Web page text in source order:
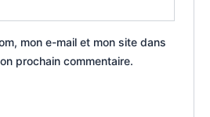
mon e-mail et mon site dans
prochain commentaire.